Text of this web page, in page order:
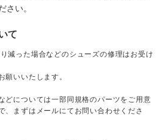
さい。
て
減った場合などのシューズの修理はお受け
願いいたします。
どについては一部同規格のパーツをご用意
、まずはメールにてお問い合わせくださ